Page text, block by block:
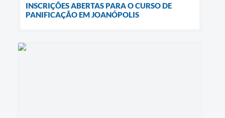
INSCRIÇÕES ABERTAS PARA O CURSO DE
PANIFICAÇÃO EM JOANÓPOLIS